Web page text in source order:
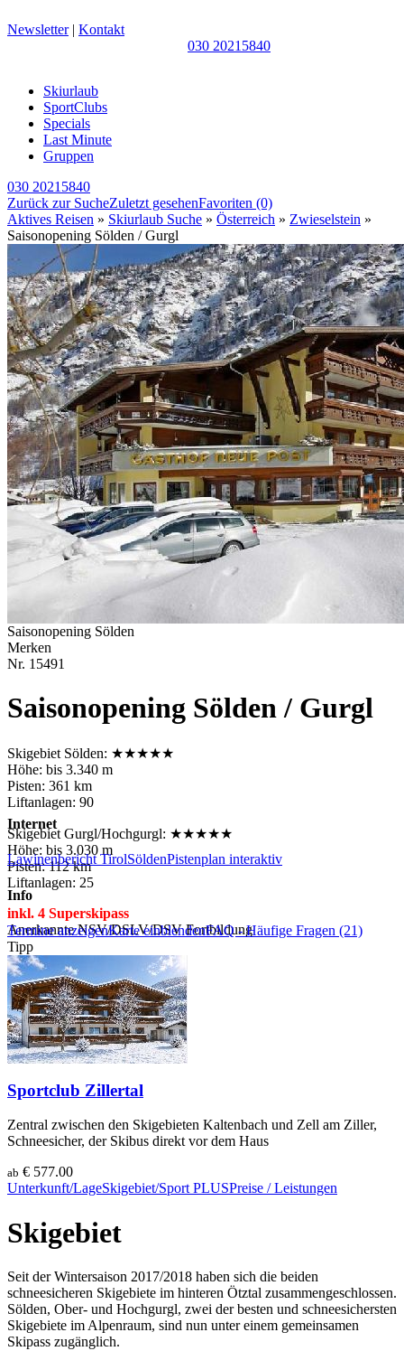
Newsletter| Kontakt
030 20215840
Skiurlaub
SportClubs
Specials
Last Minute
Gruppen
030 20215840
Zurück zur SucheZuletzt gesehenFavoriten (0)
Aktives Reisen » Skiurlaub Suche » Österreich » Zwieselstein »
Saisonopening Sölden / Gurgl
Saisonopening Sölden
Merken
Nr. 15491
Saisonopening Sölden / Gurgl
Skigebiet Sölden: ★★★★★
Höhe: bis 3.340 m
Pisten: 361 km
Liftanlagen: 90
Skigebiet Gurgl/Hochgurgl: ★★★★★
Höhe: bis 3.030 m
Pisten: 112 km
Liftanlagen: 25
inkl. 4 Superskipass
Anerkannte NSV/DSLV/DSV Fortbildung
AngebotBuchung
Internet
Lawinenbericht TirolSöldenPistenplan interaktiv
Info
Termine anzeigenKarte einblendenFAQ - Häufige Fragen (21)
Tipp
Sportclub Zillertal
Zentral zwischen den Skigebieten Kaltenbach und Zell am Ziller,
Schneesicher, der Skibus direkt vor dem Haus
ab € 577.00
Unterkunft/LageSkigebiet/Sport PLUSPreise / Leistungen
Skigebiet
Seit der Wintersaison 2017/2018 haben sich die beiden
schneesicheren Skigebiete im hinteren Ötztal zusammengeschlossen.
Sölden, Ober- und Hochgurgl, zwei der besten und schneesichersten
Skigebiete im Alpenraum, sind nun unter einem gemeinsamen
Skipass zugänglich.